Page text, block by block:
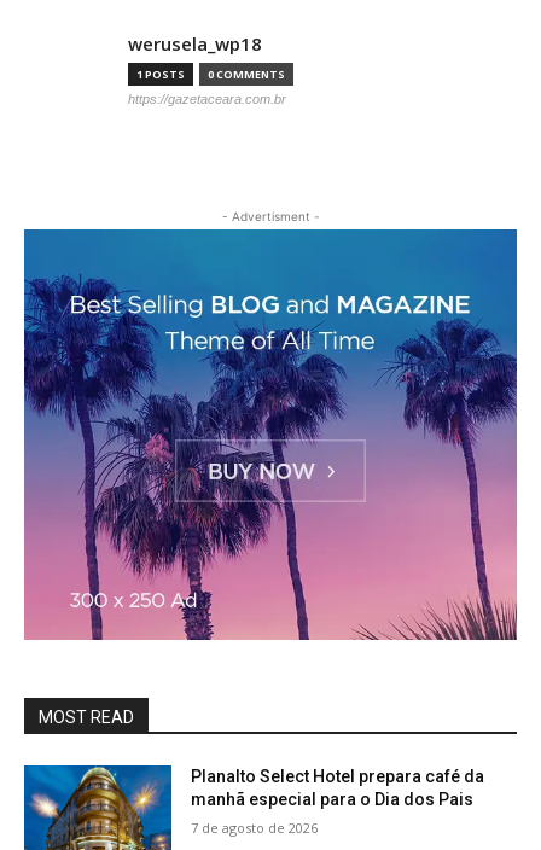
werusela_wp18
1 POSTS 0 COMMENTS
https://gazetaceara.com.br
- Advertisment -
MOST READ
Planalto Select Hotel prepara café da
manhã especial para o Dia dos Pais
7 de agosto de 2026